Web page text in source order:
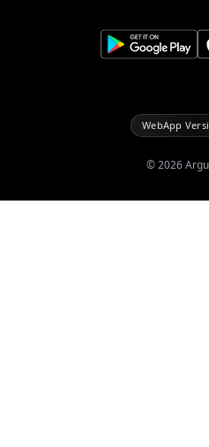
WebApp
©2026